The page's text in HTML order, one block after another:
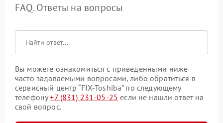
FAQ. Ответы на вопросы
Вы можете ознакомиться с приведенными ниже
часто задаваемыми вопросами, либо обратиться в
сервисный центр “FIX-Toshiba” по следующему
телефону+7 (831) 231-05-25 если не нашли ответ на
свой вопрос.